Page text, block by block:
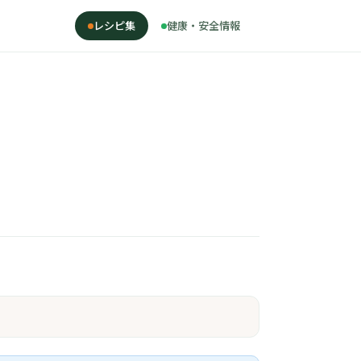
レシピ集 健康・安全情報